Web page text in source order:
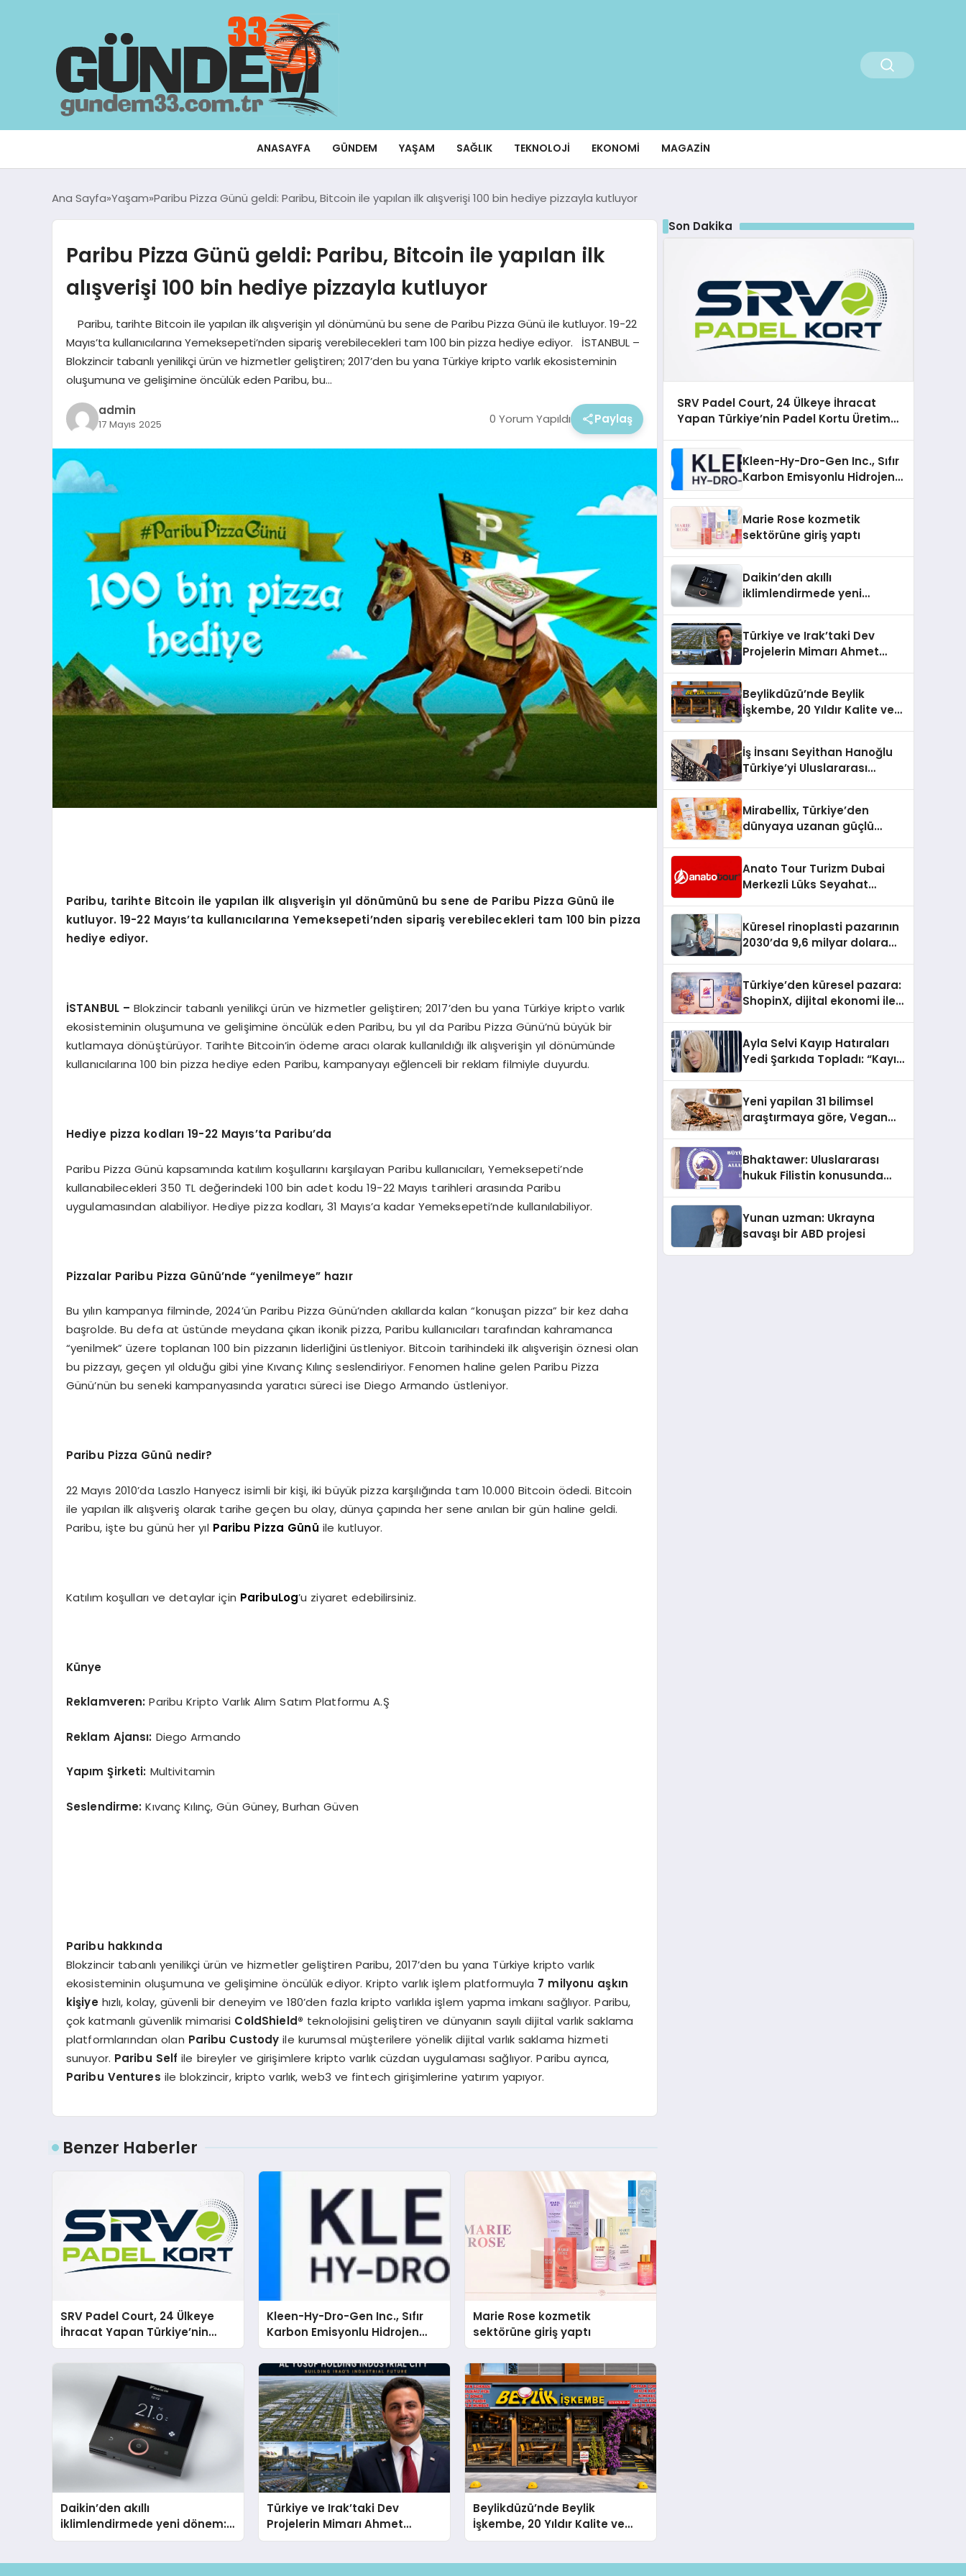
ANASAYFA GÜNDEM YAŞAM SAĞLIK TEKNOLOJI EKONOMI MAGAZIN
Ana Sayfa Yaşam Paribu Pizza Günü geldi: Paribu, Bitcoin ile yapılan ilk alışverişi 100 bin hediye pizzayla kutluyor
Paribu Pizza Günü geldi: Paribu, Bitcoin ile yapılan ilk
alışverişi 100 bin hediye pizzayla kutluyor
Paribu, tarihte Bitcoin ile yapılan ilk alışverişin yıl dönümünü bu sene de Paribu Pizza Günü ile kutluyor. 19-22
Mayıs’ta kullanıcılarına Yemeksepeti’nden sipariş verebilecekleri tam 100 bin pizza hediye ediyor. İSTANBUL –
Blokzincir tabanlı yenilikçi ürün ve hizmetler geliştiren; 2017’den bu yana Türkiye kripto varlık ekosisteminin
oluşumuna ve gelişimine öncülük eden Paribu, bu…
admin
17 Mayıs 2025 0 Yorum Yapıldı Paylaş
Paribu, tarihte Bitcoin ile yapılan ilk alışverişin yıl dönümünü bu sene de Paribu Pizza Günü ile
kutluyor. 19-22 Mayıs’ta kullanıcılarına Yemeksepeti’nden sipariş verebilecekleri tam 100 bin pizza
hediye ediyor.
İSTANBUL – Blokzincir tabanlı yenilikçi ürün ve hizmetler geliştiren; 2017’den bu yana Türkiye kripto varlık
ekosisteminin oluşumuna ve gelişimine öncülük eden Paribu, bu yıl da Paribu Pizza Günü’nü büyük bir
kutlamaya dönüştürüyor. Tarihte Bitcoin’in ödeme aracı olarak kullanıldığı ilk alışverişin yıl dönümünde
kullanıcılarına 100 bin pizza hediye eden Paribu, kampanyayı eğlenceli bir reklam filmiyle duyurdu.
Hediye pizza kodları19-22 Mayıs’ta Paribu’da
Paribu Pizza Günü kapsamında katılım koşullarını karşılayan Paribu kullanıcıları, Yemeksepeti’nde
kullanabilecekleri 350 TL değerindeki 100 bin adet kodu 19-22 Mayıs tarihleri arasında Paribu
uygulamasından alabiliyor. Hediye pizza kodları, 31 Mayıs’a kadar Yemeksepeti’nde kullanılabiliyor.
Pizzalar Paribu Pizza Günü’nde“yenilmeye” hazır
Bu yılın kampanya filminde, 2024’ün Paribu Pizza Günü’nden akıllarda kalan “konuşan pizza” bir kez daha
başrolde. Bu defa at üstünde meydana çıkan ikonik pizza, Paribu kullanıcıları tarafından kahramanca
“yenilmek” üzere toplanan 100 bin pizzanın liderliğini üstleniyor. Bitcoin tarihindeki ilk alışverişin öznesi olan
bu pizzayı, geçen yıl olduğu gibi yine Kıvanç Kılınç seslendiriyor. Fenomen haline gelen Paribu Pizza
Günü’nün bu seneki kampanyasında yaratıcı süreci ise Diego Armando üstleniyor.
Paribu Pizza Günü nedir?
22 Mayıs 2010’da Laszlo Hanyecz isimli bir kişi, iki büyük pizza karşılığında tam 10.000 Bitcoin ödedi. Bitcoin
ile yapılan ilk alışveriş olarak tarihe geçen bu olay, dünya çapında her sene anılan bir gün haline geldi.
Paribu, işte bu günü her yıl Paribu Pizza Günü ile kutluyor.
Katılım koşulları ve detaylar için ParibuLog’u ziyaret edebilirsiniz.
Künye
Reklamveren:Paribu Kripto Varlık Alım Satım Platformu A.Ş
Reklam Ajansı: Diego Armando
Yapım Şirketi: Multivitamin
Seslendirme:Kıvanç Kılınç, Gün Güney, Burhan Güven
Paribu hakkında
Blokzincir tabanlı yenilikçi ürün ve hizmetler geliştiren Paribu, 2017’den bu yana Türkiye kripto varlık
ekosisteminin oluşumuna ve gelişimine öncülük ediyor. Kripto varlık işlem platformuyla 7 milyonu aşkın
kişiyehızlı, kolay, güvenli bir deneyim ve 180’den fazla kripto varlıkla işlem yapma imkanı sağlıyor. Paribu,
çok katmanlı güvenlik mimarisi ColdShield® teknolojisini geliştiren ve dünyanın sayılı dijital varlık saklama
platformlarından olan Paribu Custodyile kurumsal müşterilere yönelik dijital varlık saklama hizmeti
sunuyor. Paribu Selfile bireyler ve girişimlere kripto varlık cüzdan uygulaması sağlıyor. Paribu ayrıca,
Paribu Ventures ile blokzincir, kripto varlık, web3 ve fintech girişimlerine yatırım yapıyor.
Benzer Haberler
SRV Padel Court, 24 Ülkeye
İhracat Yapan Türkiye’nin
Padel Kortu Üretim Gücü
Kleen-Hy-Dro-Gen Inc., Sıfır
Karbon Emisyonlu Hidrojen
Isıtma Teknolojisinde ISO ve
TSSA Düzenleyici Onaylarını
Aldı
Marie Rose kozmetik
sektörüne giriş yaptı
Daikin’den akıllı
iklimlendirmede yeni dönem:
Madoka Plus Türkiye’de
Türkiye ve Irak’taki Dev
Projelerin Mimarı Ahmet
Hasan Salim Beyoğlu, 10
Beylikdüzü’nde Beylik
İşkembe, 20 Yıldır Kalite ve
Lezzetin Değişmeyen Adresi
Son Dakika
SRV Padel Court, 24 Ülkeye İhracat
Yapan Türkiye’nin Padel Kortu Üretim
Kleen-Hy-Dro-Gen Inc., Sıfır
Karbon Emisyonlu Hidrojen
Aldı
Marie Rose kozmetik
sektörüne giriş yaptı
Daikin’den akıllı
iklimlendirmede yeni
Türkiye ve Irak’taki Dev
Projelerin Mimarı Ahmet
Holding Industrial City”
Projesini Hayata Geçirecek
Beylikdüzü’nde Beylik
İşkembe, 20 Yıldır Kalite ve
İş İnsanı Seyithan Hanoğlu
Türkiye’yi Uluslararası
Mirabellix, Türkiye’den
dünyaya uzanan güçlü
Anato Tour Turizm Dubai
Merkezli Lüks Seyahat
Küresel rinoplasti pazarının
2030’da 9,6 milyar dolara
Türkiye’den küresel pazara:
ShopinX, dijital ekonomi ile
Ayla Selvi Kayıp Hatıraları
Yedi Şarkıda Topladı: “Kayıp
Yeni yapilan 31 bilimsel
araştırmaya göre, Vegan
Sindirildiğini Ortaya Koydu
Bhaktawer: Uluslararası
hukuk Filistin konusunda
Yunan uzman: Ukrayna
savaşı bir ABD projesi